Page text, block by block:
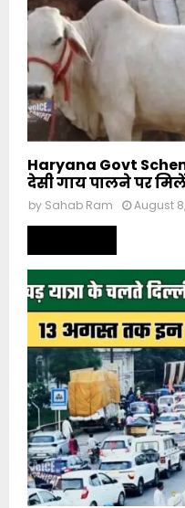
Haryana Govt
देसी गाय पालने पर
by Sahab Ram August